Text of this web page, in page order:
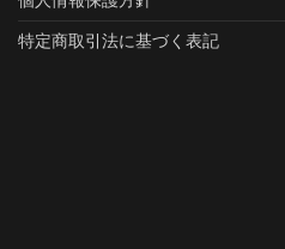
特定商取引法に基づく表記